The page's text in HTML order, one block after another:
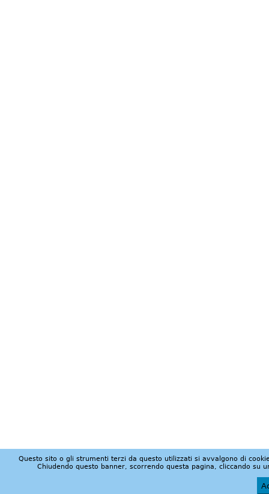
Questo sito o gli strumenti terzi da questo utilizzati si avvalgono di
Chiudendo questo banner, scorrendo questa pagina, cliccando su